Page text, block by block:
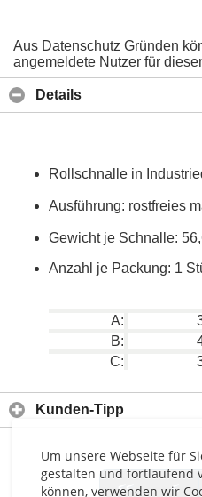
Um unsere Webseite für
gestalten und fortlaufend
können, verwenden wir
Aus Datenschutz Gründen
angemeldete Nutzer für
Details
Rollschnalle in
Ausführung: rostfreies
Gewicht je Schnalle:
Anzahl je Packung: 1
A:
B:
C:
Kunden-Tipp
<< <